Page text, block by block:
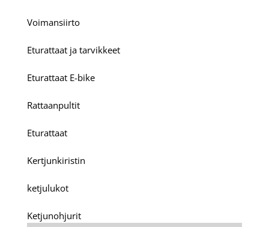
Voimansiirto
Eturattaat ja tarvikkeet
Eturattaat E-bike
Rattaanpultit
Eturattaat
Kertjunkiristin
ketjulukot
Ketjunohjurit